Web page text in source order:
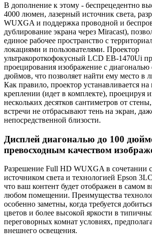
В дополнение к этому - беспрецедентно
4000 люмен, лазерный источник света,
WUXGA и поддержка проводной и
дублирование экрана через Miracast),
единое рабочее пространство с
локациями и пользователями. Проектор
ультракороткофокусный LCD EB-1470Ui
проецирования изображение с диагональю
дюймов, что позволяет найти ему место
Как правило, проектор устанавливается
креплении (идет в комплекте), проецируя
нескольких десятков сантиметров от
встречи не отбрасывают тень на экран,
непосредственной близости.
Дисплей диагональю до 100
превосходным качеством
Разрешение Full HD WUXGA в сочетании
источником света и технологией Epson
что ваш контент будет отображен в самом
любом помещении. Преимущества
особенно заметны, когда требуется
цветов и более высокой яркости в
переговорных комнат условиях,
внешнего освещения.